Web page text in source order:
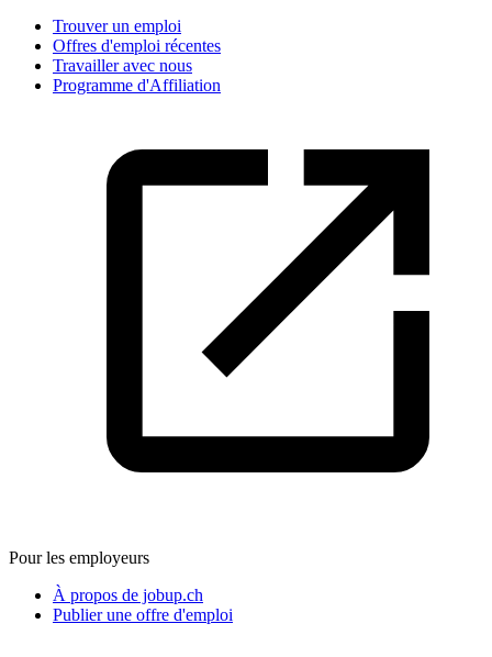
Trouver un emploi
Offres d'emploi récentes
Travailler avec nous
Programme d'Affiliation
Pour les employeurs
À propos de jobup.ch
Publier une offre d'emploi